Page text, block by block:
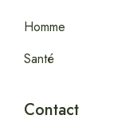
Homme
Santé
Contact